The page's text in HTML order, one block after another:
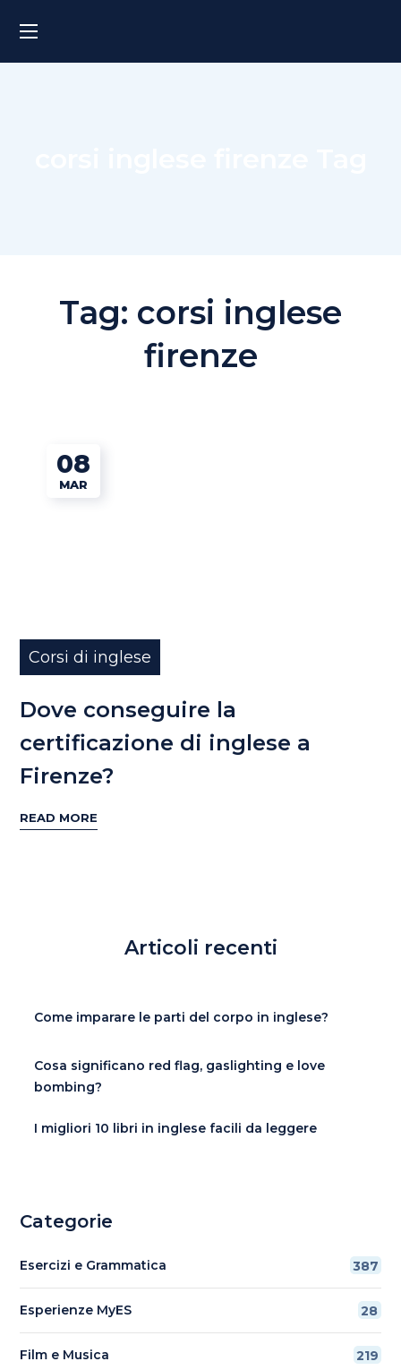
Tag: corsi inglese
firenze
08
MAR
Corsi di inglese
Dove conseguire la
certificazione di inglese a
Firenze?
READ MORE
Articoli recenti
Come imparare le parti del corpo in inglese?
Cosa significano red flag, gaslighting e love
bombing?
I migliori 10 libri in inglese facili da leggere
Categorie
Esercizi e Grammatica 387
Esperienze MyES 28
Film e Musica 219